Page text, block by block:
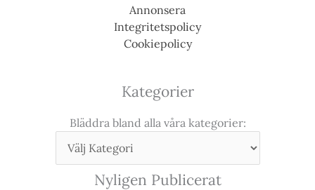
Annonsera
Integritetspolicy
Cookiepolicy
Kategorier
Bläddra bland alla våra kategorier:
Nyligen Publicerat